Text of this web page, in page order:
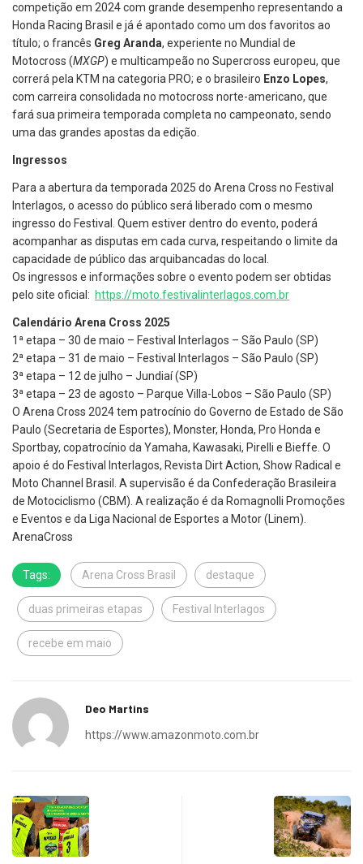
competição em 2024 com grande desempenho representando a
Honda Racing Brasil e já é apontado como um dos favoritos ao
título; o francês Greg Aranda, experiente no Mundial de
Motocross (MXGP) e multicampeão no Supercross europeu, que
correrá pela KTM na categoria PRO; e o brasileiro Enzo Lopes,
com carreira consolidada no motocross norte-americano, que
fará sua primeira temporada completa no campeonato, sendo
uma das grandes apostas da edição.
Ingressos
Para a abertura da temporada 2025 do Arena Cross no Festival
Interlagos, o acesso do público será liberado com o mesmo
ingresso do Festival. Quem estiver dentro do evento, poderá
acompanhar as disputas em cada curva, respeitando o limite da
capacidade de público das arquibancadas do local.
Os ingressos e informações sobre o evento podem ser obtidas
pelo site oficial: https://moto.festivalinterlagos.com.br
Calendário Arena Cross 2025
1ª etapa – 30 de maio – Festival Interlagos – São Paulo (SP)
2ª etapa – 31 de maio – Festival Interlagos – São Paulo (SP)
3ª etapa – 12 de julho – Jundiaí (SP)
3ª etapa – 23 de agosto – Parque Villa-Lobos – São Paulo (SP)
O Arena Cross 2024 tem patrocínio do Governo de Estado de São
Paulo (Secretaria de Esportes), Monster, Honda, Pro Honda e
Sportbay, copatrocínio da Yamaha, Kawasaki, Pirelli e Bieffe. O
apoio é do Festival Interlagos, Revista Dirt Action, Show Radical e
Moto Channel Brasil. A supervisão é da Confederação Brasileira
de Motociclismo (CBM). A realização é da Romagnolli Promoções
e Eventos e da Liga Nacional de Esportes a Motor (Linem).
ArenaCross
Tags: Arena Cross Brasil destaque
duas primeiras etapas Festival Interlagos
recebe em maio
Deo Martins
https://www.amazonmoto.com.br